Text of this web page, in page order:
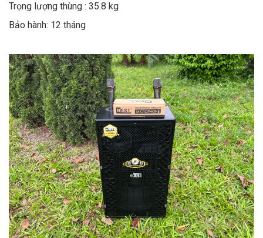
Trọng lượng thùng : 35.8 kg
Bảo hành: 12 tháng